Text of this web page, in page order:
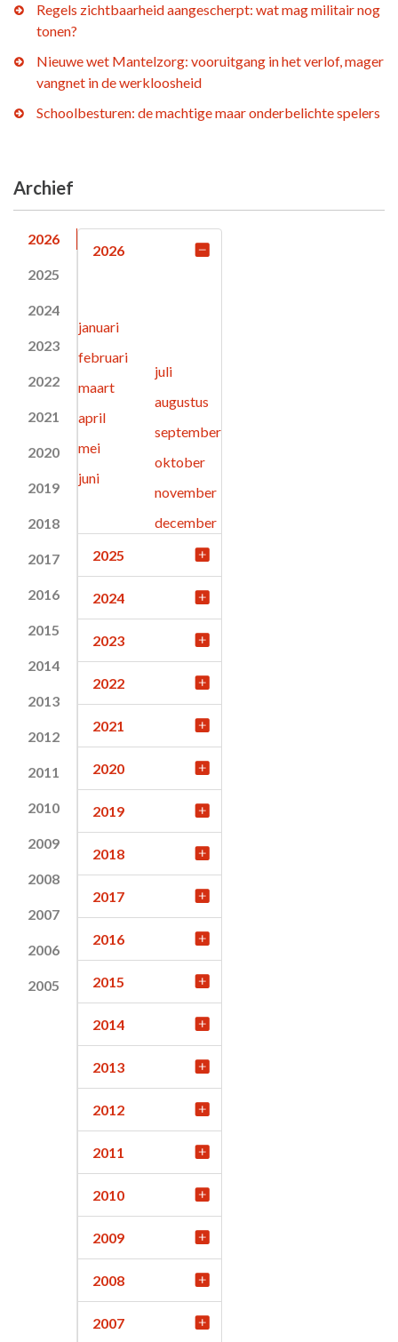
Regels zichtbaarheid aangescherpt: wat mag militair nog
tonen?
Nieuwe wet Mantelzorg: vooruitgang in het verlof, mager
vangnet in de werkloosheid
Schoolbesturen: de machtige maar onderbelichte spelers
Archief
2026
2025
2024
2023
2022
2021
2020
2019
2018
2017
2016
2015
2014
2013
2012
2011
2010
2009
2008
2007
2006
2005
2026
januari
februari
maart
april
mei
juni
juli
augustus
september
oktober
november
december
2025
2024
2023
2022
2021
2020
2019
2018
2017
2016
2015
2014
2013
2012
2011
2010
2009
2008
2007